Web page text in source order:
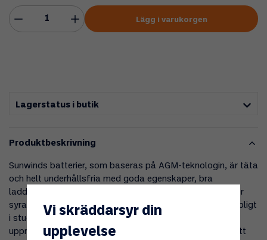
Lägg i varukorgen
Lagerstatus i butik
Produktbeskrivning
Sunwinds batterier, som baseras på AGM-teknologin, är täta
och helt underhållsfria med goda egenskaper, bra
laddmottaglighet, låg självurladdning, ingen gasning eller
syraspill. Batteriet har mycket lång livslängd och är lämpligt
i stugor med måttlig eller låg besöksfrekvens. Vid
upprepade djupurladdningar kommer livslängden dock att
Vi skräddarsyr din
upplevelse